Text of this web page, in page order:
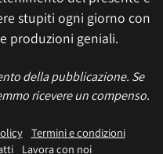
stupiti ogni giorno con
produzioni geniali.
della pubblicazione. Se
ricevere un compenso.
Termini e condizioni
Lavora con noi